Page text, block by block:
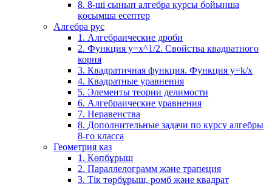
8. 8-ші сынып алгебра курсы бойынша
қосымша есептер
Алгебра рус
1. Алгебраические дроби
2. Функция y=x^1/2. Свойства квадратного
корня
3. Квадратичная функция. Функция у=k/x
4. Квадратные уравнения
5. Элементы теории делимости
6. Алгебраические уравнения
7. Неравенства
8. Дополнительные задачи по курсу алгебры
8-го класса
Геометрия каз
1. Көпбұрыш
2. Параллелограмм және трапеция
3. Тік төрбұрыш, ромб және квадрат